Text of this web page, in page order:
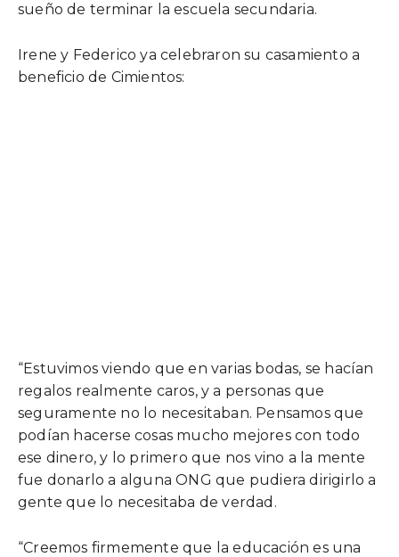
sueño de terminar la escuela secundaria.
Irene y Federico ya celebraron su casamiento a
beneficio de Cimientos:
“Estuvimos viendo que en varias bodas, se hacían
regalos realmente caros, y a personas que
seguramente no lo necesitaban. Pensamos que
podían hacerse cosas mucho mejores con todo
ese dinero, y lo primero que nos vino a la mente
fue donarlo a alguna ONG que pudiera dirigirlo a
gente que lo necesitaba de verdad.
“Creemos firmemente que la educación es una